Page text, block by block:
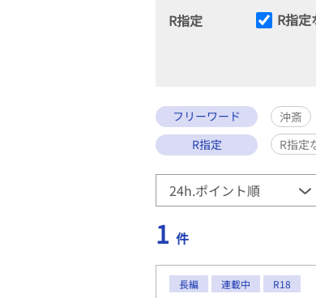
R指定
R指定
フリーワード
沖斎
R指定
R指定
1 件
長編 連載中 R18